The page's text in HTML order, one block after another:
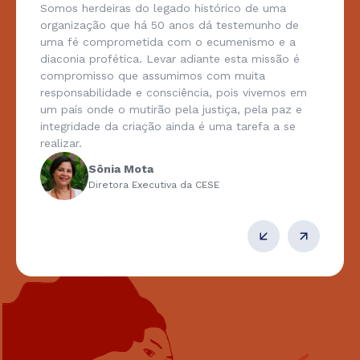
Somos herdeiras do legado histórico de uma
organização que há 50 anos dá testemunho de
uma fé comprometida com o ecumenismo e a
diaconia profética. Levar adiante esta missão é
compromisso que assumimos com muita
responsabilidade e consciência, pois vivemos em
um país onde o mutirão pela justiça, pela paz e
integridade da criação ainda é uma tarefa a se
realizar.
Sônia Mota
Diretora Executiva da CESE